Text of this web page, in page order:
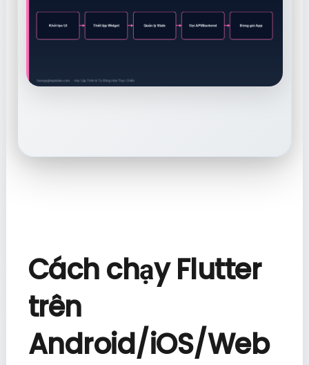
Cách chạy Flutter
trên
Android/iOS/Web